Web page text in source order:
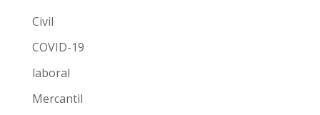
Civil
COVID-19
laboral
Mercantil